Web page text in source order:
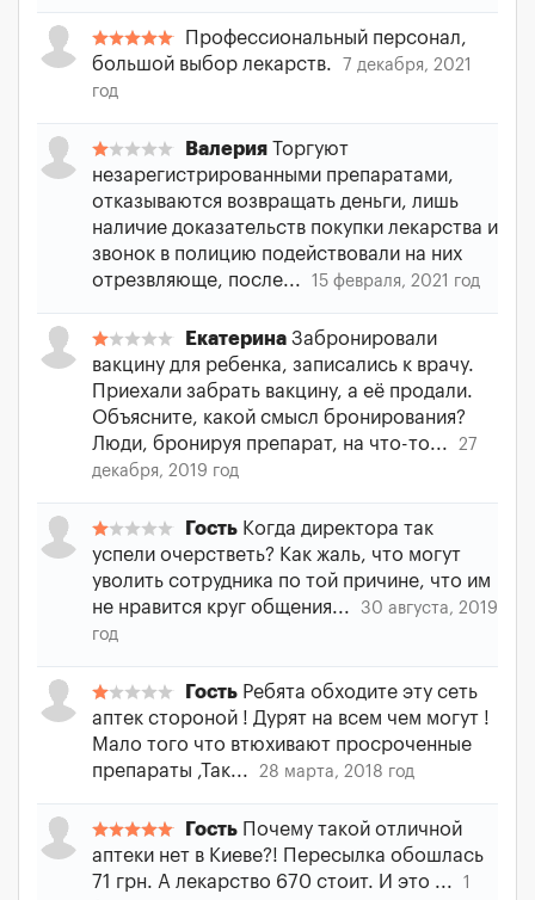
Профессиональный персонал,
большой выбор лекарств.
7 декабря, 2021
год
Валерия Торгуют
незарегистрированными препаратами,
отказываются возвращать деньги, лишь
наличие доказательств покупки лекарства и
звонок в полицию подействовали на них
отрезвляюще, после...
15 февраля, 2021 год
Екатерина Забронировали
вакцину для ребенка, записались к врачу.
Приехали забрать вакцину, а её продали.
Объясните, какой смысл бронирования?
Люди, бронируя препарат, на что-то...
27
декабря, 2019 год
Гость Когда директора так
успели очерстветь? Как жаль, что могут
уволить сотрудника по той причине, что им
не нравится круг общения...
30 августа, 2019
год
Гость Ребята обходите эту сеть
аптек стороной ! Дурят на всем чем могут !
Мало того что втюхивают просроченные
препараты ,Так...
28 марта, 2018 год
Гость Почему такой отличной
аптеки нет в Киеве?! Пересылка обошлась
71 грн. А лекарство 670 стоит. И это ...
1